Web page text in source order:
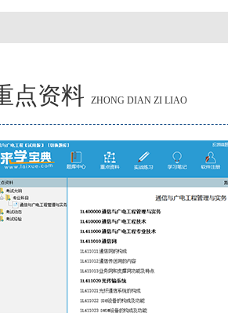
点资料 ZHONG DIAN ZI LIAO